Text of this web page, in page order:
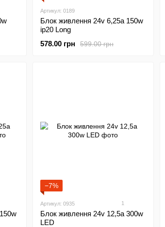
Артикул: 0189
Блок живлення 24v 6,25а 150w
ip20 Long
599.00 грн
578.00 грн
−7%
Артикул: 0935 1
Блок живлення 24v 12,5а 300w
LED